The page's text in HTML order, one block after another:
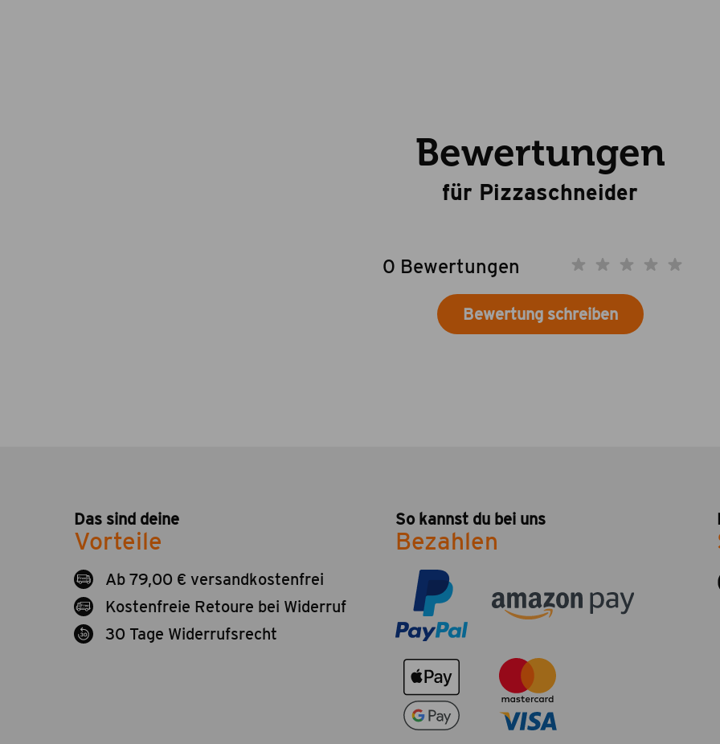
Bewertungen
für Pizzaschneider
0 Bewertungen
Bewertung schreiben
Das sind deine
Vorteile
Ab 79,00 € versandkostenfrei
Kostenfreie Retoure bei Widerruf
30 Tage Widerrufsrecht
So kannst du bei uns
Bezahlen